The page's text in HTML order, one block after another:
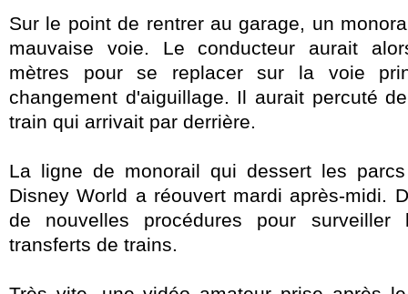
Sur le point de rentrer au garage, un
mauvaise voie. Le conducteur aurait
mètres pour se replacer sur la voie
changement d'aiguillage. Il aurait percuté
train qui arrivait par derrière.
La ligne de monorail qui dessert les
Disney World a réouvert mardi après-midi.
de nouvelles procédures pour
transferts de trains.